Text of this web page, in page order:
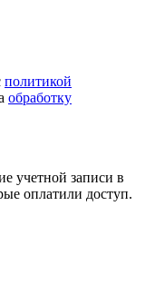
политикой
обработку
учетной записи в
оплатили доступ.